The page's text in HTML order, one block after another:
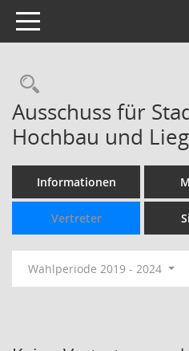
Toggle navigation
Ausschuss für
Hochbau und
Informationen
Vertreter
Wahlperiode 2019 - 2024